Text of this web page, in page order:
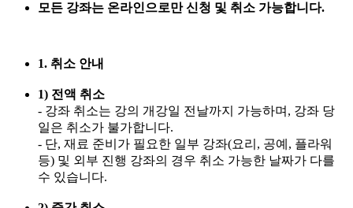
모든 강좌는 온라인으로만 신청 및 취소 가능합니다.
1. 취소 안내
1) 전액 취소
- 강좌 취소는 강의 개강일 전날까지 가능하며, 강좌 당
일은 취소가 불가합니다.
- 단, 재료 준비가 필요한 일부 강좌(요리, 공예, 플라워
등) 및 외부 진행 강좌의 경우 취소 가능한 날짜가 다를
수 있습니다.